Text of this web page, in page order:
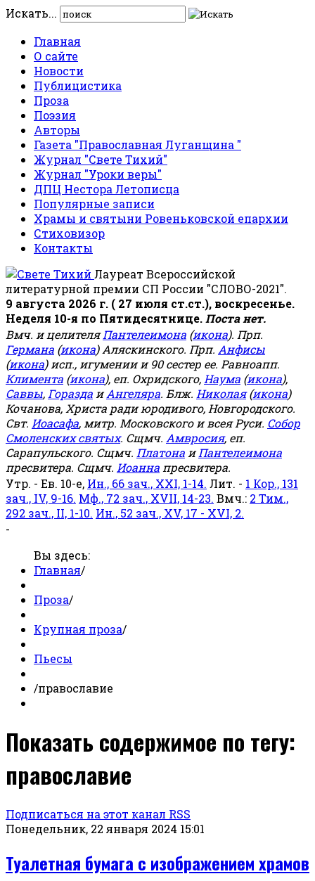
Искать...
Главная
О сайте
Новости
Публицистика
Проза
Поэзия
Авторы
Газета "Православная Луганщина "
Журнал "Свете Тихий"
Журнал "Уроки веры"
ДПЦ Нестора Летописца
Популярные записи
Храмы и святыни Ровеньковской епархии
Стиховизор
Контакты
Лауреат Всероссийской
литературной премии СП России "СЛОВО-2021".
9 августа 2026 г. ( 27 июля ст.ст.), воскресенье.
Неделя 10-я по Пятидесятнице. Поста нет.
Вмч. и целителяПантелеимона (икона). Прп.
Германа (икона) Аляскинского. Прп. Анфисы
(икона) исп., игумении и 90 сестер ее. Равноапп.
Климента (икона), еп. Охридского, Наума (икона),
Саввы, Горазда иАнгеляра. Блж. Николая(икона)
Кочанова, Христа ради юродивого, Новгородского.
Свт. Иоасафа, митр. Московского и всея Руси. Собор
Смоленских святых. Сщмч. Амвросия, еп.
Сарапульского. Сщмч. Платона иПантелеимона
пресвитера. Сщмч. Иоанна пресвитера.
Утр. - Ев. 10-е, Ин., 66 зач., XXI, 1-14. Лит. - 1 Кор., 131
зач., IV, 9-16. Мф., 72 зач., XVII, 14-23. Вмч.: 2 Тим.,
292 зач., II, 1-10. Ин., 52 зач., XV, 17 - XVI, 2.
-
Вы здесь:
Главная/
Проза/
Крупная проза/
Пьесы
/православие
Показать содержимое по тегу:
православие
Подписаться на этот канал RSS
Понедельник, 22 января 2024 15:01
Туалетная бумага с изображением храмов